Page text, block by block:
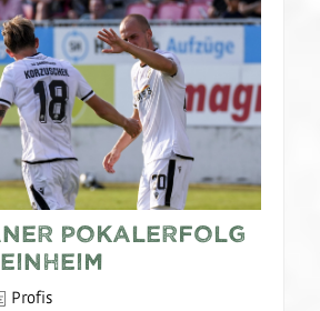
Pokalerfolg
Profis